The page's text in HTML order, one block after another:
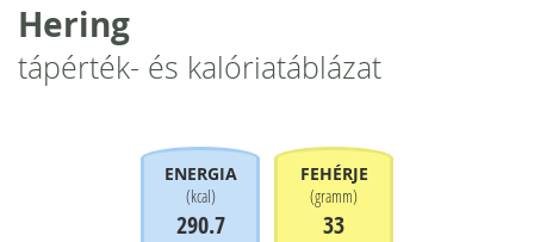
Hering
tápérték- és kalóriatáblázat
ENERGIA
(kcal)
290.7
FEHÉRJE
(gramm)
33